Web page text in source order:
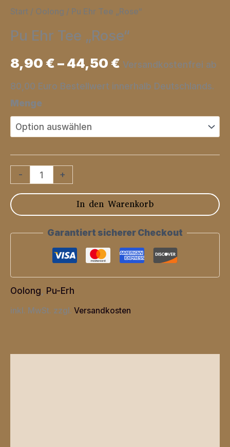
Start / Oolong / Pu Ehr Tee „Rose“
Pu Ehr Tee „Rose“
8,90€–44,50€ Versandkostenfrei ab
80,00 Euro Bestellwert innerhalb Deutschlands.
Menge
-
Pu
Tee
Menge
+
In den Warenkorb
Garantiert sicherer Checkout
Oolong Pu-Erh
inkl. MwSt. zzgl. Versandkosten